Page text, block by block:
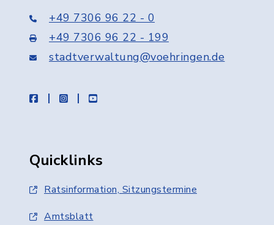
+49 7306 96 22 - 0
+49 7306 96 22 - 199
stadtverwaltung@voehringen.de
facebookinstagramyoutube
Quicklinks
Ratsinformation, Sitzungstermine
Amtsblatt